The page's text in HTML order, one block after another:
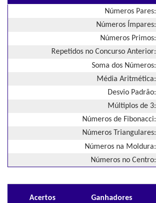
Números Pares:
Números Ímpares:
Números Primos:
Repetidos no Concurso Anterior:
Soma dos Números:
Média Aritmética:
Desvio Padrão:
Múltiplos de 3:
Números de Fibonacci:
Números Triangulares:
Números na Moldura:
Números no Centro:
Acertos Ganhadores